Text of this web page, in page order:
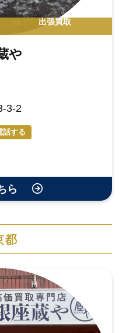
出張買取
や
3-2
話する
ら
都